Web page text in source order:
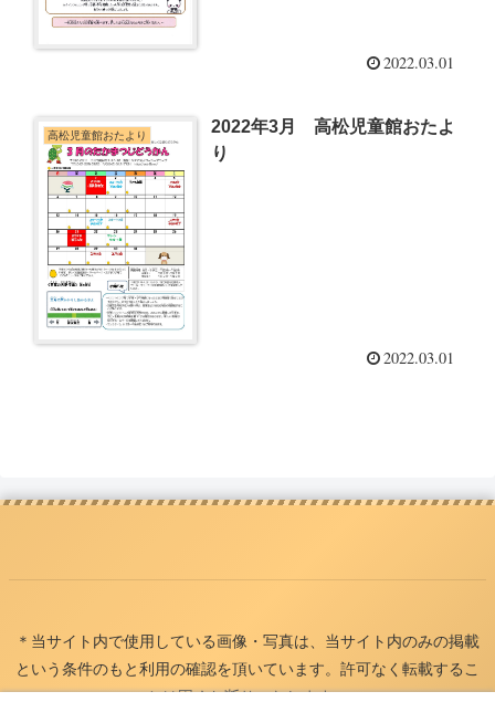
2022.03.01
高松児童館おたより
2022年3月 高松児童館おたよ
り
2022.03.01
＊当サイト内で使用している画像・写真は、当サイト内のみの掲載
という条件のもと利用の確認を頂いています。許可なく転載するこ
とは固くお断りいたします。